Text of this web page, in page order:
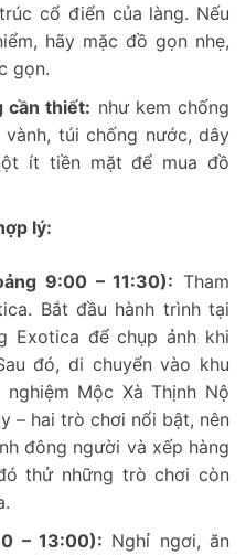
cổ điển của làng. Nếu
hãy mặc đồ gọn nhẹ,
gọn.
cần thiết: như kem chống
túi chống nước, dây
ít tiền mặt để mua đồ
lý:
9:00 – 11:30): Tham
Bắt đầu hành trình tại
Exotica để chụp ảnh khi
đó, di chuyển vào khu
Mộc Xà Thịnh Nộ
– hai trò chơi nổi bật, nên
đông người và xếp hàng
thử những trò chơi còn
– 13:00): Nghỉ ngơi, ăn